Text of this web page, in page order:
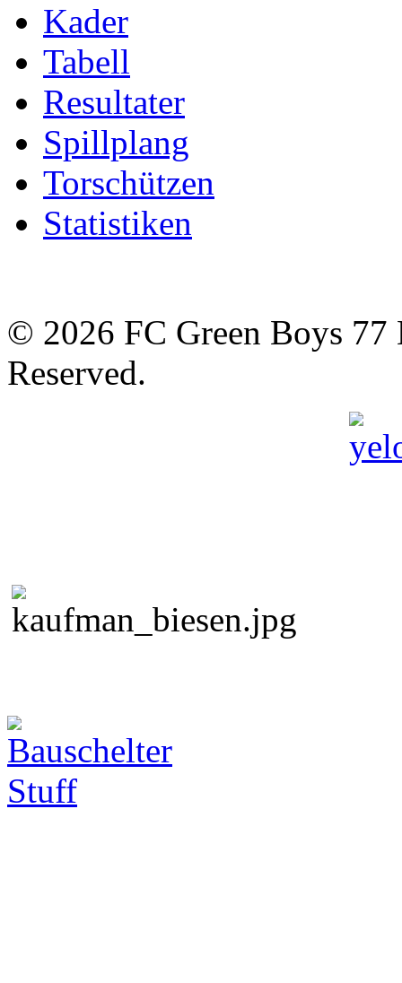
Kader
Tabell
Resultater
Spillplang
Torschützen
Statistiken
© 2026 FC Green Boys 77
Reserved.